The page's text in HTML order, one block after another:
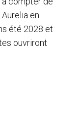
Aurelia en
été 2028 et
ouvriront